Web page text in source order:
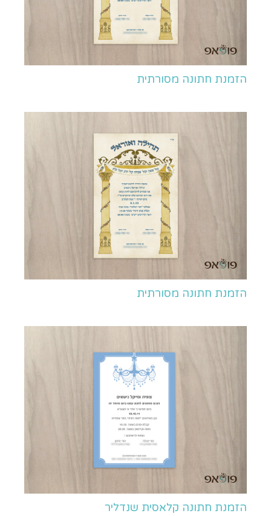
הזמנת חתונה מסורתית
הזמנת חתונה מסורתית
הזמנת חתונה קלאסית שנדליר